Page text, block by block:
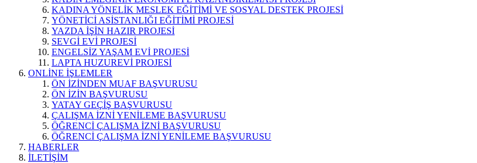
KADINA YÖNELİK MESLEK EĞİTİMİ VE SOSYAL DESTEK PROJESİ
YÖNETİCİ ASİSTANLIĞI EĞİTİMİ PROJESİ
YAZDA İŞİN HAZIR PROJESİ
SEVGİ EVİ PROJESİ
ENGELSİZ YAŞAM EVİ PROJESİ
LAPTA HUZUREVİ PROJESİ
ONLİNE İŞLEMLER
ÖN İZİNDEN MUAF BAŞVURUSU
ÖN İZİN BAŞVURUSU
YATAY GEÇİŞ BAŞVURUSU
ÇALIŞMA İZNİ YENİLEME BAŞVURUSU
ÖĞRENCİ ÇALIŞMA İZNİ BAŞVURUSU
ÖĞRENCİ ÇALIŞMA İZNİ YENİLEME BAŞVURUSU
HABERLER
İLETİŞİM